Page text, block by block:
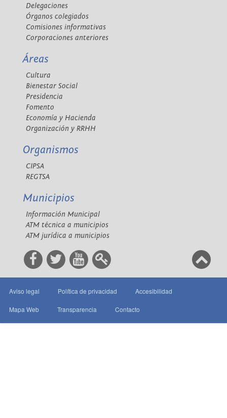
Delegaciones
Órganos colegiados
Comisiones informativas
Corporaciones anteriores
Áreas
Cultura
Bienestar Social
Presidencia
Fomento
Economía y Hacienda
Organización y RRHH
Organismos
CIPSA
REGTSA
Municipios
Información Municipal
ATM técnica a municipios
ATM jurídica a municipios
Aviso legal Política de privacidad Accesibilidad
Mapa Web Transparencia Contacto